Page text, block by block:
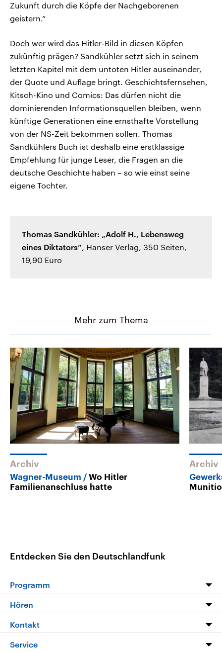
Zukunft durch die Köpfe der Nachgeborenen
geistern.“
Doch wer wird das Hitler-Bild in diesen Köpfen
zukünftig prägen? Sandkühler setzt sich in seinem
letzten Kapitel mit dem untoten Hitler auseinander,
der Quote und Auflage bringt. Geschichtsfernsehen,
Kitsch-Kino und Comics: Das dürfen nicht die
dominierenden Informationsquellen bleiben, wenn
künftige Generationen eine ernsthafte Vorstellung
von der NS-Zeit bekommen sollen. Thomas
Sandkühlers Buch ist deshalb eine erstklassige
Empfehlung für junge Leser, die Fragen an die
deutsche Geschichte haben – so wie einst seine
eigene Tochter.
Thomas Sandkühler: „Adolf H., Lebensweg
eines Diktators“, Hanser Verlag, 350 Seiten,
19,90 Euro
Mehr zum Thema
Archiv
Wagner-Museum
Wo Hitler
Familienanschluss hatte
Archiv
Entdecken Sie den Deutschlandfunk
Programm
Programm
Die Nachrichten
Nachrichtenleicht
Hören
Livestream
Kontakt
Hörerservice
Service